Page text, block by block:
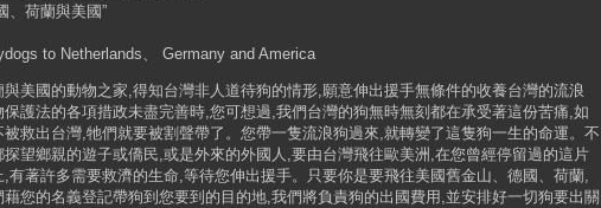
、荷蘭與美國”
to Netherlands、 Germany and America
與美國的動物之家,得知台灣非人道待狗的情形,願意伸出援手無條件的收養台灣的流浪
保護法的各項措政未盡完善時,您可想過,我們台灣的狗無時無刻都在承受著這份苦痛,如
被救出台灣,牠們就要被割聲帶了。您帶一隻流浪狗過來,就轉變了這隻狗一生的命運。不
探望鄉親的遊子或僑民,或是外來的外國人,要由台灣飛往歐美洲,在您曾經停留過的這片
,有著許多需要救濟的生命,等待您伸出援手。只要你是要飛往美國舊金山、德國、荷蘭,
藉您的名義登記帶狗到您要到的目的地,我們將負責狗的出國費用,並安排好一切狗要出關